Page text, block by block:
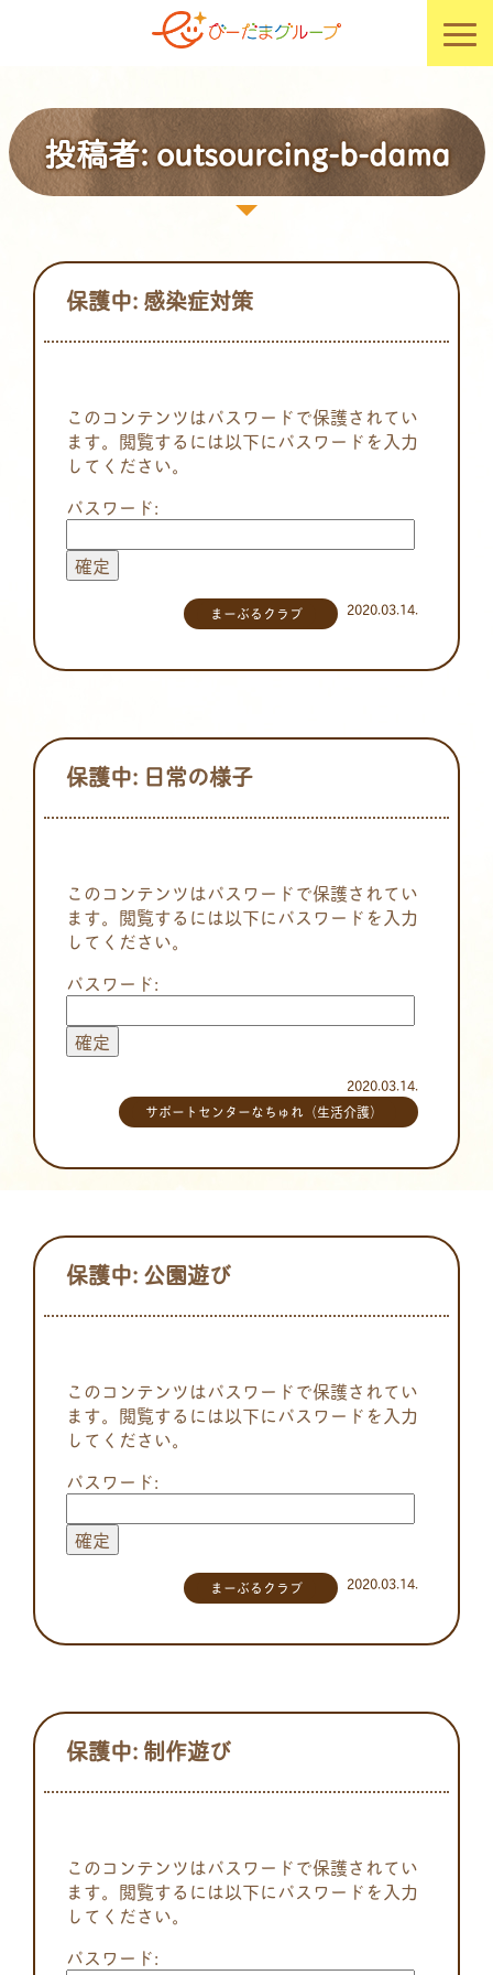
投稿者:outsourcing-b-dama
保護中: 感染症対策
このコンテンツはパスワードで保護されてい
ます。閲覧するには以下にパスワードを入力
してください。
パスワード:
2020.03.14.
まーぶるクラブ
保護中: 日常の様子
このコンテンツはパスワードで保護されてい
ます。閲覧するには以下にパスワードを入力
してください。
パスワード:
2020.03.14.
サポートセンターなちゅれ（生活介護）
保護中: 公園遊び
このコンテンツはパスワードで保護されてい
ます。閲覧するには以下にパスワードを入力
してください。
パスワード:
2020.03.14.
まーぶるクラブ
保護中: 制作遊び
このコンテンツはパスワードで保護されてい
ます。閲覧するには以下にパスワードを入力
してください。
パスワード: